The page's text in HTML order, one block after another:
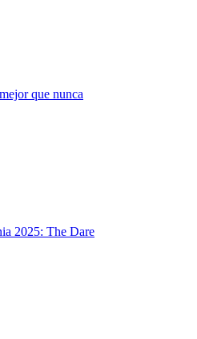
que nunca
2025: The Dare